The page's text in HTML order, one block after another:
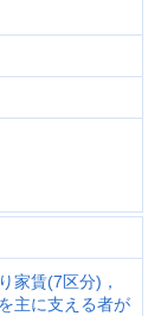
家賃(7区分)，
主に支える者が